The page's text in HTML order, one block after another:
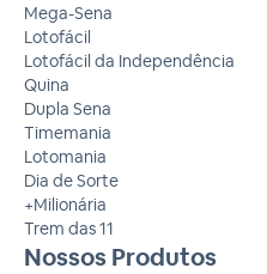
Mega-Sena
Lotofácil
Lotofácil da Independência
Quina
Dupla Sena
Timemania
Lotomania
Dia de Sorte
+Milionária
Trem das 11
Nossos Produtos